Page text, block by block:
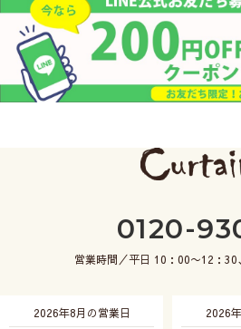
0120-
営業時間／平日 10：00〜12：
2026年8月の営業日 2026